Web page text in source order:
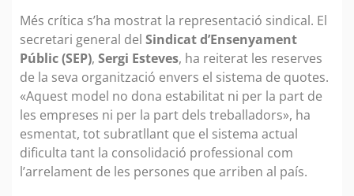
Més crítica s’ha mostrat la representació sindical. El
secretari general del Sindicat d’Ensenyament
Públic (SEP), Sergi Esteves, ha reiterat les reserves
de la seva organització envers el sistema de quotes.
«Aquest model no dona estabilitat ni per la part de
les empreses ni per la part dels treballadors», ha
esmentat, tot subratllant que el sistema actual
dificulta tant la consolidació professional com
l’arrelament de les persones que arriben al país.